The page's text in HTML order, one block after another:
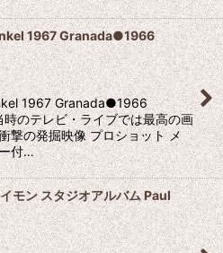
1967 Granada●1966
1967 Granada●1966
時のテレビ・ライブでは最高の画
撃の発掘映像 プロショット メ
付…
モン スタジオアルバム Paul